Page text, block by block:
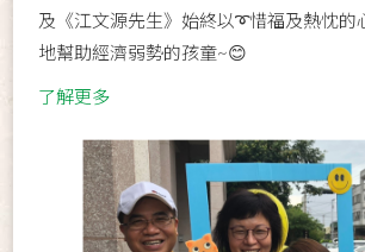
及《江文源先生》始終以➰惜福及熱忱
地幫助經濟弱勢的孩童~😊
了解更多